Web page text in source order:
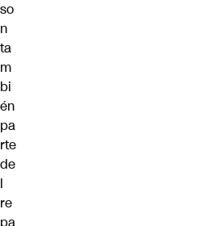
so
n
ta
m
bi
én
pa
rte
de
l
re
pa